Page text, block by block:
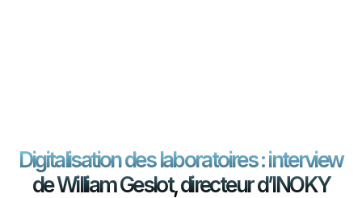
Digitalisation des laboratoires : interview
de William Geslot, directeur d’INOKY